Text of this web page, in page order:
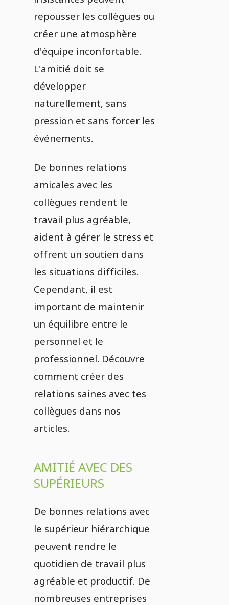
repousser les collègues ou
créer une atmosphère
d'équipe inconfortable.
L'amitié doit se
développer
naturellement, sans
pression et sans forcer les
événements.
De bonnes relations
amicales avec les
collègues rendent le
travail plus agréable,
aident à gérer le stress et
offrent un soutien dans
les situations difficiles.
Cependant, il est
important de maintenir
un équilibre entre le
personnel et le
professionnel. Découvre
comment créer des
relations saines avec tes
collègues dans nos
articles.
AMITIÉ AVEC DES
SUPÉRIEURS
De bonnes relations avec
le supérieur hiérarchique
peuvent rendre le
quotidien de travail plus
agréable et productif. De
nombreuses entreprises